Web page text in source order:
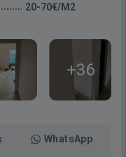
20-70€/M2
+36
WhatsApp